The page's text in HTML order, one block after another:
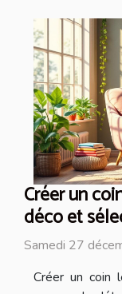
Créer un
déco et
Samedi 27
Créer un coin